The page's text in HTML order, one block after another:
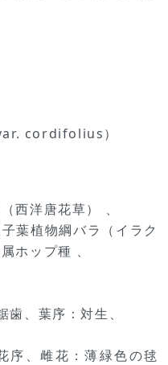
cordifolius）
西洋唐花草） 、
葉植物綱バラ（イラク
ホップ種 、
、葉序：対生、
序、雌花：薄緑色の毬